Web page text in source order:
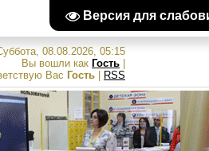
Версия для
08.08.2026, 05:15
Вы вошли как Гость
Вас Гость RSS